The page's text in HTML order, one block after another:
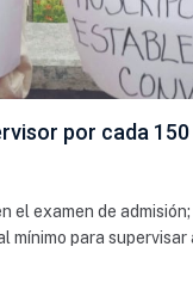
por cada
examen de
mínimo para supervisar